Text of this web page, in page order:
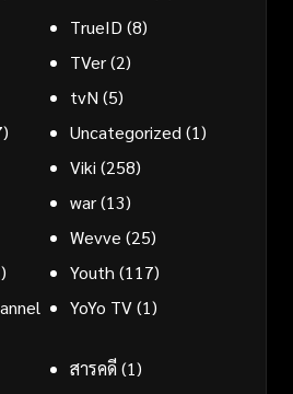
TrueID (8)
TVer(2)
tvN (5)
Uncategorized (1)
Viki (258)
war(13)
Wevve (25)
Youth (117)
YoYo TV(1)
สารคดี(1)